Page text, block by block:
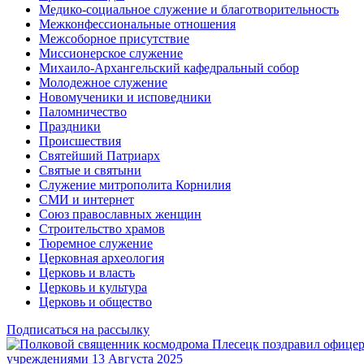
Медико-социальное служение и благотворительность
Межконфессиональные отношения
Межсоборное присутствие
Миссионерское служение
Михаило-Архангельский кафедральный собор
Молодежное служение
Новомученики и исповедники
Паломничество
Праздники
Происшествия
Святейший Патриарх
Святые и святыни
Служение митрополита Корнилия
СМИ и интернет
Союз православных женщин
Строительство храмов
Тюремное служение
Церковная археология
Церковь и власть
Церковь и культура
Церковь и общество
Подписаться на рассылку
учреждениями 13 Августа 2025